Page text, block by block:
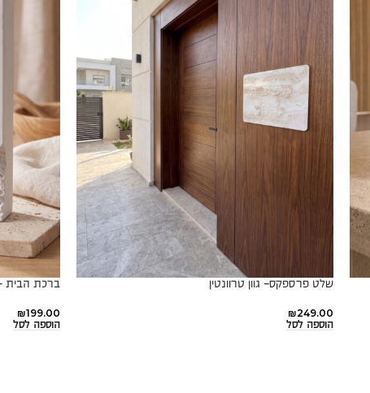
שלט פרספקס- גוון טרוונטין
₪249.00
הוספה לסל
ברכת הבית -
₪199.00
הוספה לסל